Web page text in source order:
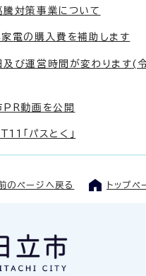
騰対策事業について
家電の購入費を補助します
及び運営時間が変わります(
PR動画を公開
「パスとく」
のページへ戻る トップペ